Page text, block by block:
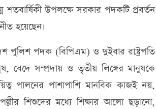
উপলক্ষে সরকার পদকটি প্রবর্তন
হয়েছেন।
পুলিশ পদক (বিপিএম) ও দুইবার রাষ্ট্রপতি
বেদে সম্প্রদায় ও তৃতীয় লিঙ্গের মানুষকে
পালনের পাশাপাশি মানবিক কাজই নয়,
শিশুদের মধ্যে শিক্ষার আলো ছড়ানো,